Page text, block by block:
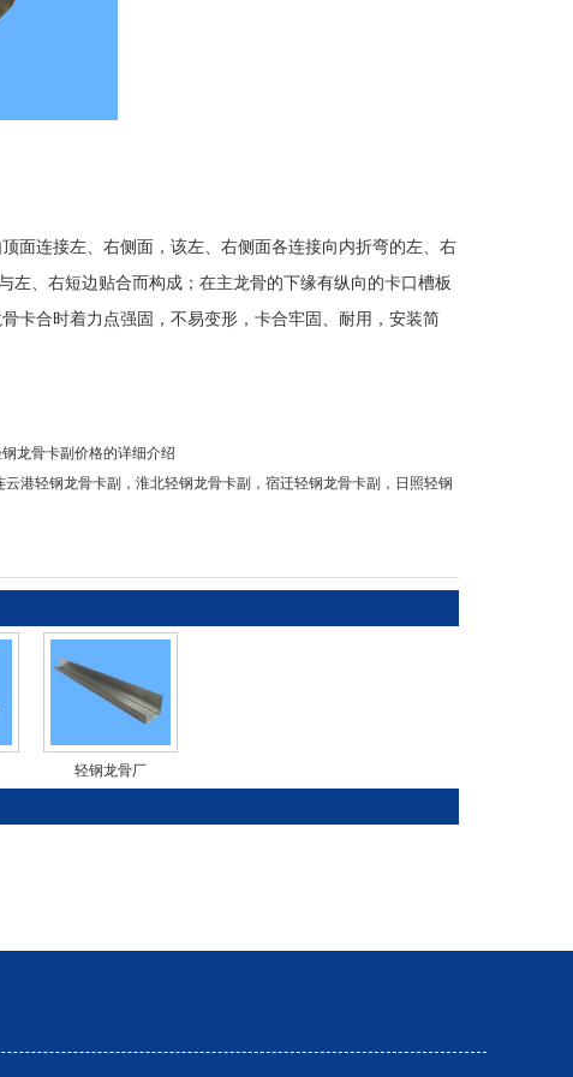
面连接左、右侧面，该左、右侧面各连接向内折弯的左、右
、右短边贴合而构成；在主龙骨的下缘有纵向的卡口槽板
卡合时着力点强固，不易变形，卡合牢固、耐用，安装简
龙骨卡副价格的详细介绍
云港轻钢龙骨卡副 ，淮北轻钢龙骨卡副 ，宿迁轻钢龙骨卡副 ， 日照轻钢
轻钢龙骨厂